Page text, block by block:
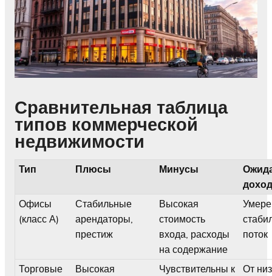
Сравнительная таблица
типов коммерческой
недвижимости
Тип Плюсы Минусы
Офисы
(класс А)
Стабильные
арендаторы,
престиж
Высокая
стоимость
входа, расходы
на содержание
поток
Торговые
Высокая
Чувствительны к
От